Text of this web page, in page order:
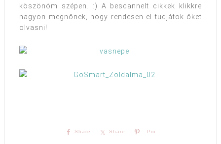
köszönöm szépen. :) A bescannelt cikkek klikkre
nagyon megnőnek, hogy rendesen el tudjátok őket
olvasni!
Share Share Pin